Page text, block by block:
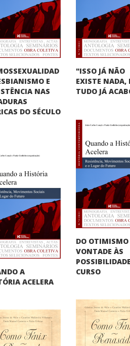
E
NAS
DO SÉCULO
"ISSO JÁ NÃO
EXISTE NADA,
TUDO JÁ
DO OTIMISMO
VONTADE ÀS
CURSO
A
ACELERA